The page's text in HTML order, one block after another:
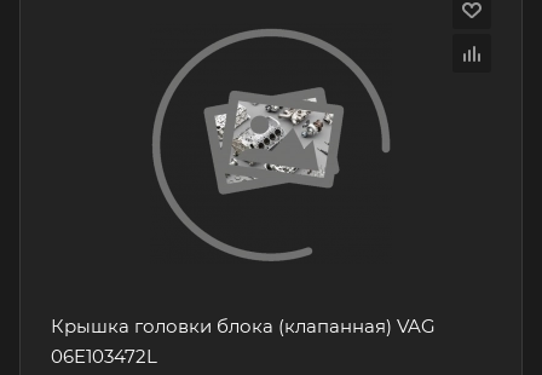
Крышка головки блока (клапанная) VAG
06E103472L